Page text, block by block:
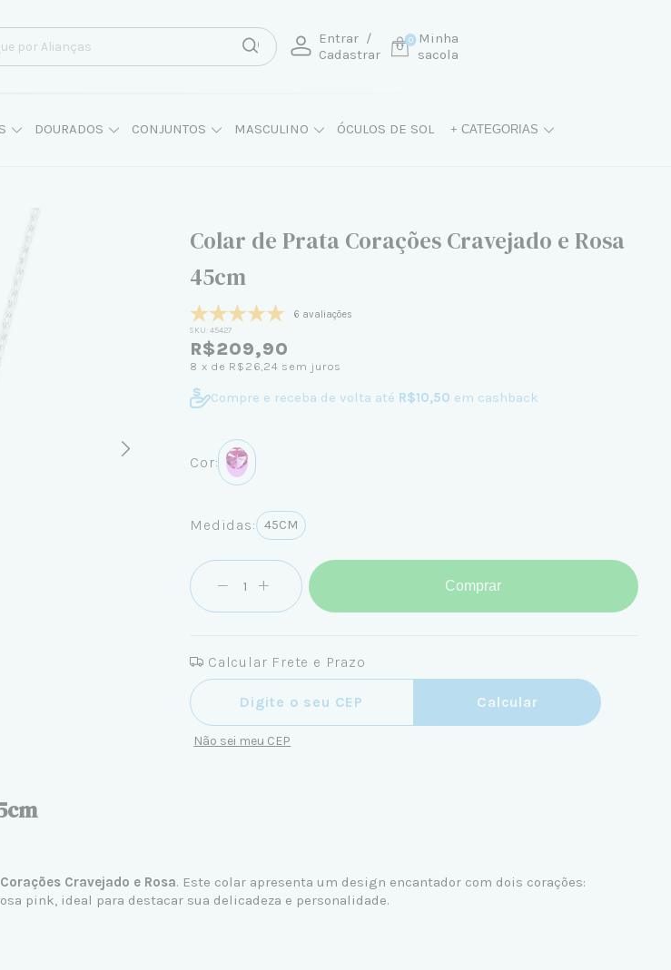
Entrar /
Cadastrar
Minha
sacola
0
DOURADOS CONJUNTOS MASCULINO ÓCULOS DE SOL + CATEGORIAS
Colar de Prata Corações Cravejado e Rosa
45cm
6 avaliações
SKU:45427
R$209,90
8 x de R$26,24 sem juros
Compre e receba de volta até R$10,50 em cashback
Cor:
Medidas: 45CM
Comprar
Calcular Frete e Prazo
Entregas para o CEP:
Calcular
Não sei meu CEP
Cravejado e Rosa. Este colar apresenta um design encantador com dois corações:
pink, ideal para destacar sua delicadeza e personalidade.